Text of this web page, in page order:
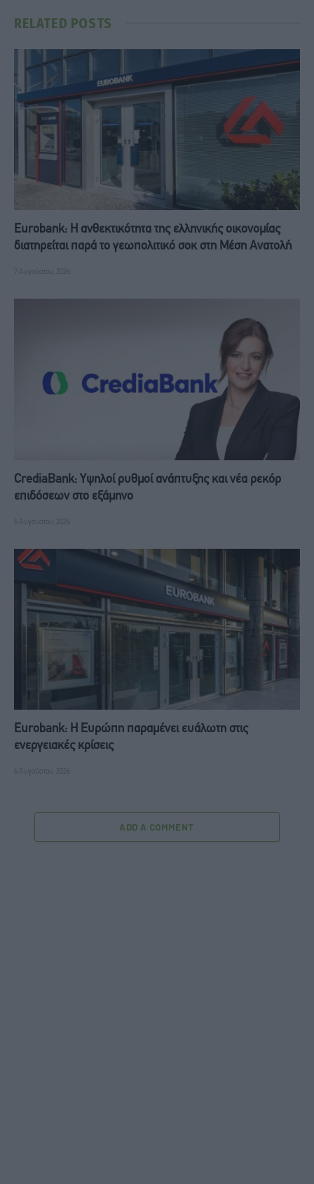
RELATED POSTS
Eurobank: Η ανθεκτικότητα της ελληνικής οικονομίας
διατηρείται παρά το γεωπολιτικό σοκ στη Μέση Ανατολή
7 Αυγούστου, 2026
CrediaBank: Υψηλοί ρυθμοί ανάπτυξης και νέα ρεκόρ
επιδόσεων στο εξάμηνο
6 Αυγούστου, 2026
Eurobank: Η Ευρώπη παραμένει ευάλωτη στις
ενεργειακές κρίσεις
6 Αυγούστου, 2026
ADD A COMMENT